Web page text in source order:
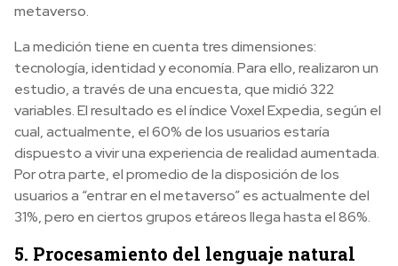
metaverso.
La medición tiene en cuenta tres dimensiones:
tecnología, identidad y economía. Para ello, realizaron un
estudio, a través de una encuesta, que midió 322
variables. El resultado es el índice Voxel Expedia, según el
cual, actualmente, el 60% de los usuarios estaría
dispuesto a vivir una experiencia de realidad aumentada.
Por otra parte, el promedio de la disposición de los
usuarios a “entrar en el metaverso” es actualmente del
31%, pero en ciertos grupos etáreos llega hasta el 86%.
5. Procesamiento del lenguaje natural